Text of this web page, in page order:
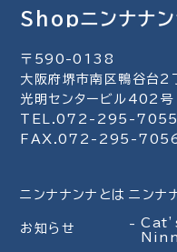
Shopニンナナ
〒590-0138
大阪府堺市南区鴨谷台2
光明センタービル402号
TEL.072-295-
FAX.072-295-
ニンナナンナとは
お知らせ
ニンナ